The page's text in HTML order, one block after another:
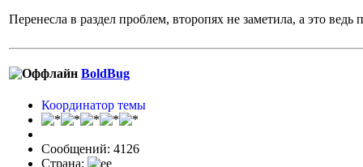
Перенесла в раздел проблем, второпях не заметила, а это
BoldBug
Координатор темы
Сообщений: 4126
Страна: